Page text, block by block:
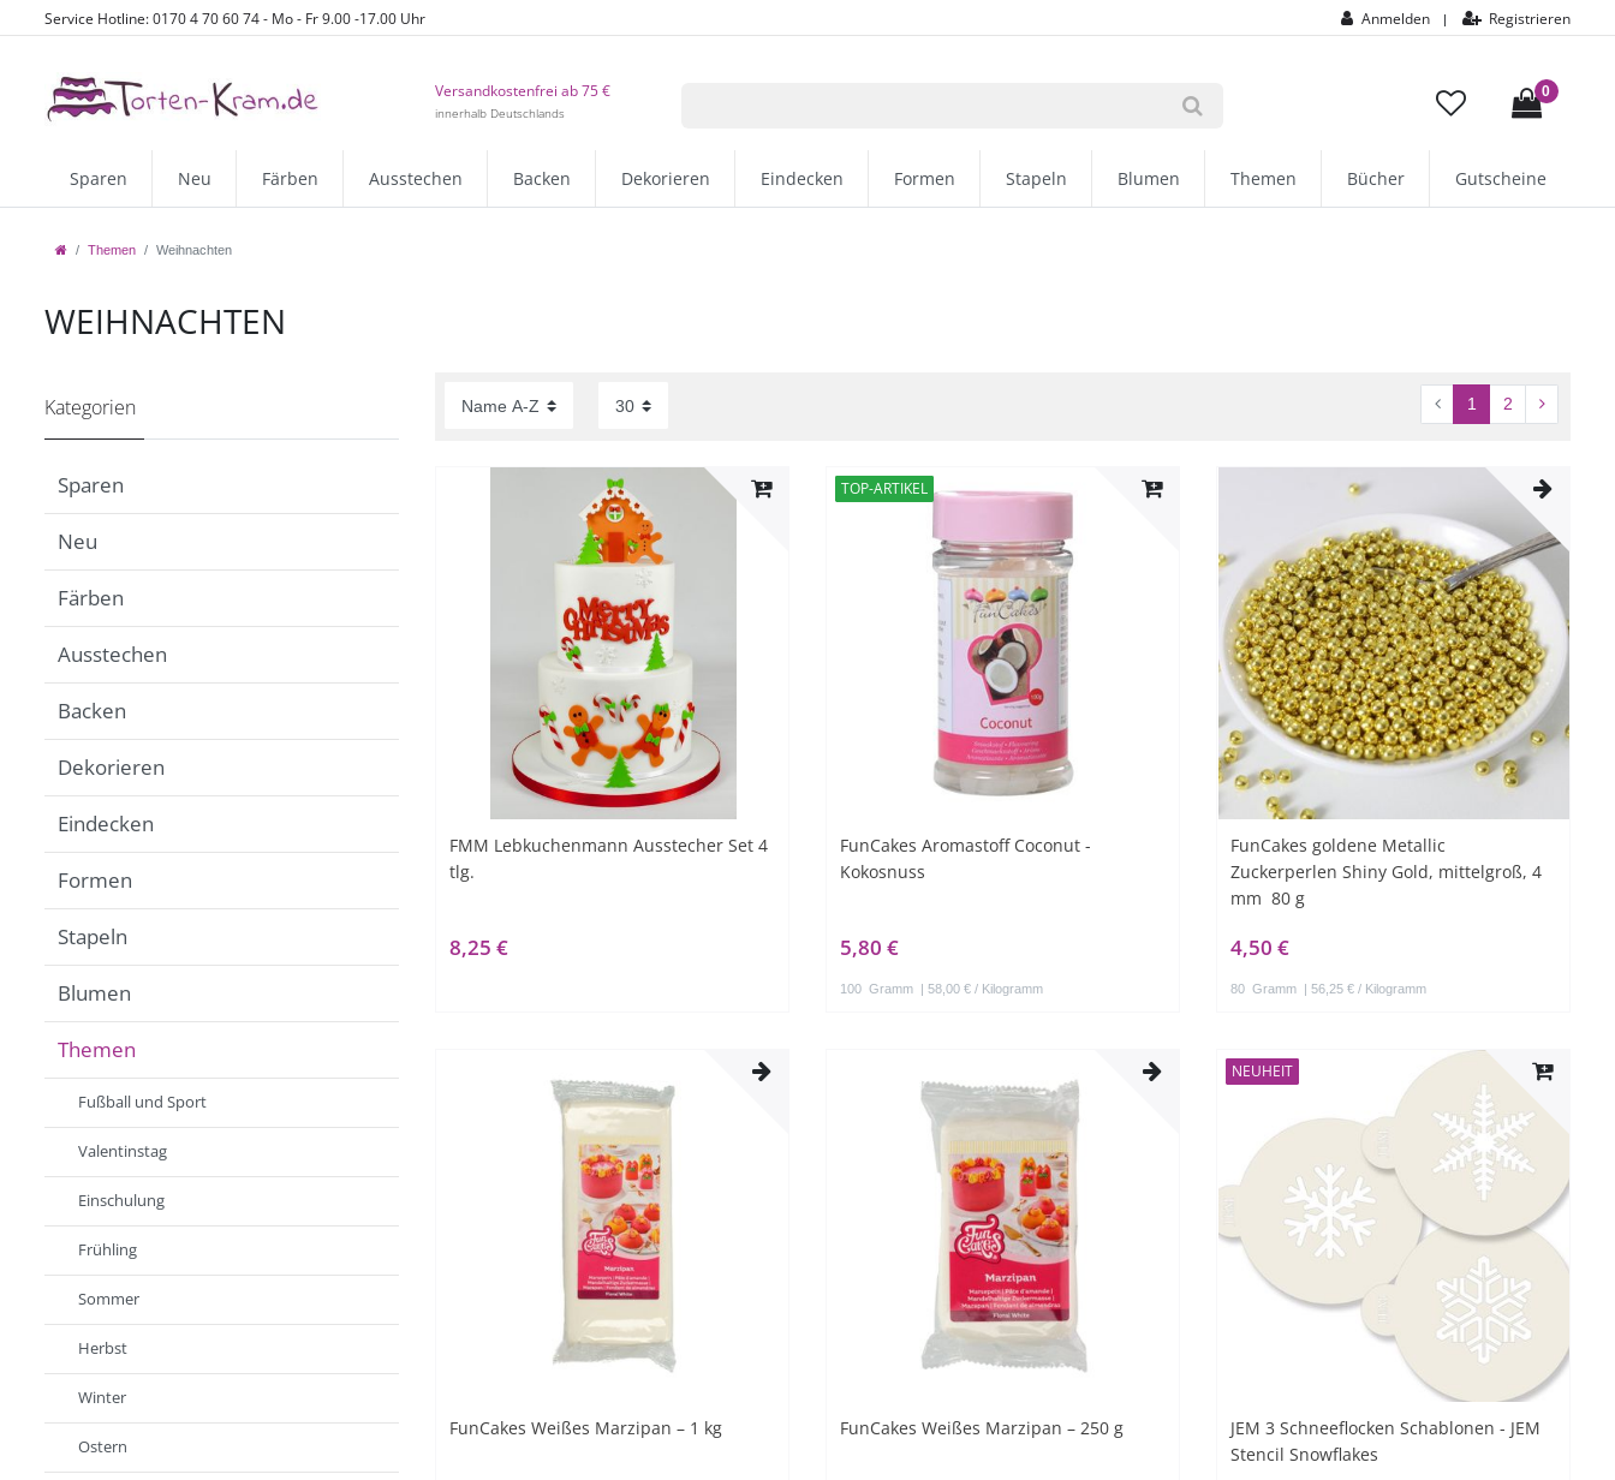
Service Hotline: 0170 4 70 60 74 - Mo - Fr 9.00 -17.00 Uhr Anmelden | Registrieren
Versandkostenfrei ab 75 €
innerhalb Deutschlands
0
Sparen Neu Färben Ausstechen Backen Dekorieren Eindecken Formen Stapeln Blumen Themen Bücher Gutscheine
Themen Weihnachten
WEIHNACHTEN
Kategorien
Sparen
Neu
Färben
Ausstechen
Backen
Dekorieren
Eindecken
Formen
Stapeln
Blumen
Themen
Fußball und Sport
Valentinstag
Einschulung
Frühling
Sommer
Herbst
Winter
Ostern
1 2
FMM Lebkuchenmann Ausstecher Set 4
tlg.
8,25 €
TOP-ARTIKEL
FunCakes Aromastoff Coconut -
Kokosnuss
5,80 €
100 Gramm | 58,00 € / Kilogramm
FunCakes goldene Metallic
Zuckerperlen Shiny Gold, mittelgroß, 4
mm  80 g
4,50 €
80 Gramm | 56,25 € / Kilogramm
FunCakes Weißes Marzipan – 1 kg FunCakes Weißes Marzipan – 250 g
NEUHEIT
JEM 3 Schneeflocken Schablonen - JEM
Stencil Snowflakes